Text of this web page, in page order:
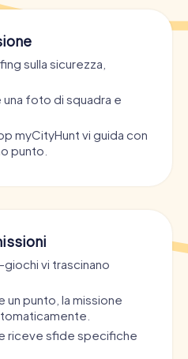
sulla sicurezza,
foto di squadra e
myCityHunt vi guida con
punto.
giochi vi trascinano
punto, la missione
riceve sfide specifiche